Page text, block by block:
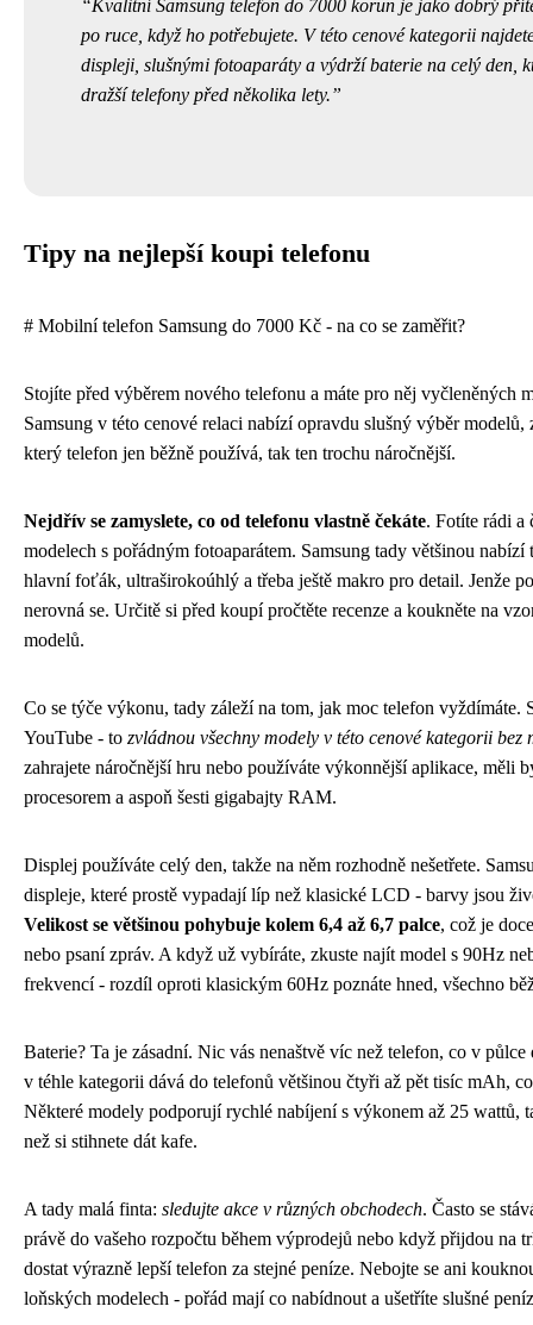
Kvalitní Samsung telefon do 7000 korun je jako dobrý
po ruce, když ho potřebujete. V této cenové kategorii
displeji, slušnými fotoaparáty a výdrží baterie na celý den,
dražší telefony před několika lety.
Tipy na nejlepší koupi telefonu
# Mobilní telefon Samsung do 7000 Kč - na co se zaměřit?
Stojíte před výběrem nového telefonu a máte pro něj vyčleněných
Samsung v této cenové relaci nabízí opravdu slušný výběr
který telefon jen běžně používá, tak ten trochu náročnější.
Nejdřív se zamyslete, co od telefonu vlastně čekáte. Fotíte rádi a
modelech s pořádným fotoaparátem. Samsung tady většinou
hlavní foťák, ultraširokoúhlý a třeba ještě makro pro detail. Jenže
nerovná se. Určitě si před koupí pročtěte recenze a koukněte na
modelů.
Co se týče výkonu, tady záleží na tom, jak moc telefon vyždímáte.
YouTube - to zvládnou všechny modely v této cenové kategorii bez
zahrajete náročnější hru nebo používáte výkonnější aplikace, měli
procesorem a aspoň šesti gigabajty RAM.
Displej používáte celý den, takže na něm rozhodně nešetřete.
displeje, které prostě vypadají líp než klasické LCD - barvy jsou
Velikost se většinou pohybuje kolem 6,4 až 6,7 palce, což je
nebo psaní zpráv. A když už vybíráte, zkuste najít model s 90Hz
frekvencí - rozdíl oproti klasickým 60Hz poznáte hned, všechno
Baterie? Ta je zásadní. Nic vás nenaštvě víc než telefon, co v
v téhle kategorii dává do telefonů většinou čtyři až pět tisíc mAh,
Některé modely podporují rychlé nabíjení s výkonem až 25 wattů,
než si stihnete dát kafe.
A tady malá finta: sledujte akce v různých obchodech. Často se
právě do vašeho rozpočtu během výprodejů nebo když přijdou na
dostat výrazně lepší telefon za stejné peníze. Nebojte se ani
loňských modelech - pořád mají co nabídnout a ušetříte slušné